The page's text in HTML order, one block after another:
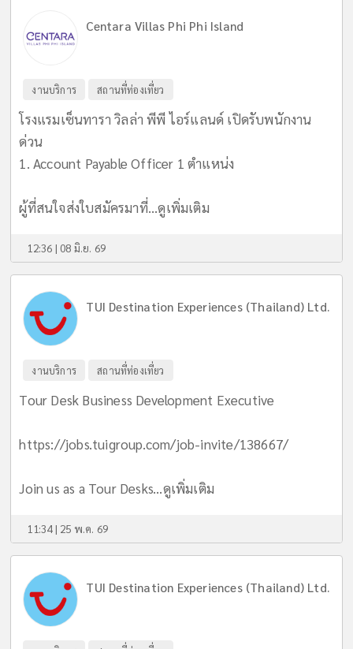
Centara Villas Phi Phi Island
งานบริการ สถานที่ท่องเที่ยว
โรงแรมเซ็นทารา วิลล่า พีพี ไอร์แลนด์ เปิดรับพนักงาน
ด่วน
1. Account Payable Officer 1 ตำแหน่ง
ผู้ที่สนใจส่งใบสมัครมาที่...ดูเพิ่มเติม
12:36 | 08 มิ.ย. 69
TUI Destination Experiences (Thailand) Ltd.
งานบริการ สถานที่ท่องเที่ยว
Tour Desk Business Development Executive
https://jobs.tuigroup.com/job-invite/138667/
Join us as a Tour Desks...ดูเพิ่มเติม
11:34 | 25 พ.ค. 69
TUI Destination Experiences (Thailand) Ltd.